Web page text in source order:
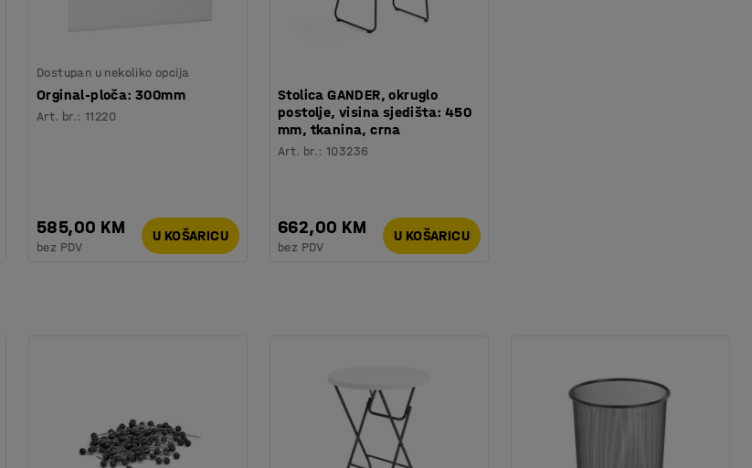
Dostupan u nekoliko opcija
Orginal-ploča: 300mm
Art. br.:11220
585,00 KM
bez PDV
U KOŠARICU
Stolica GANDER, okruglo
postolje, visina sjedišta: 450
mm, tkanina, crna
Art. br.:103236
662,00 KM
bez PDV
U KOŠARICU